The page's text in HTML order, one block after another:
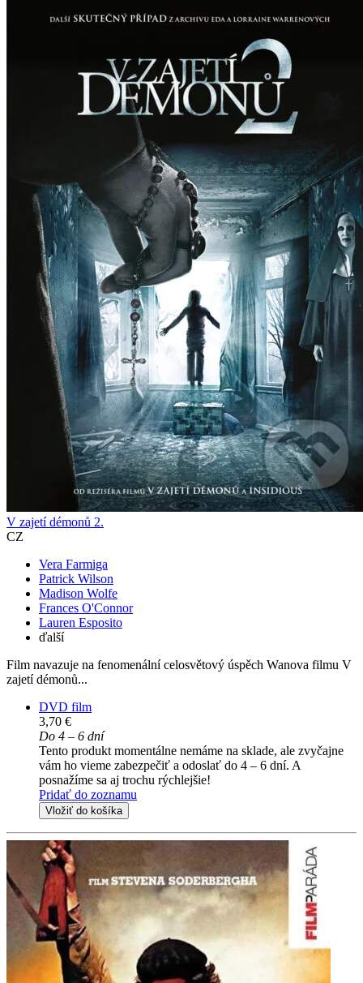
V zajetí démonů 2.
CZ
Vera Farmiga
Patrick Wilson
Madison Wolfe
Frances O'Connor
Lauren Esposito
ďalší
Film navazuje na fenomenální celosvětový úspěch Wanova filmu V
zajetí démonů...
DVD film
3,70 €
Do 4 – 6 dní
Tento produkt momentálne nemáme na sklade, ale zvyčajne
vám ho vieme zabezpečiť a odoslať do 4 – 6 dní. A
posnažíme sa aj trochu rýchlejšie!
Pridať do zoznamu
Vložiť do košíka